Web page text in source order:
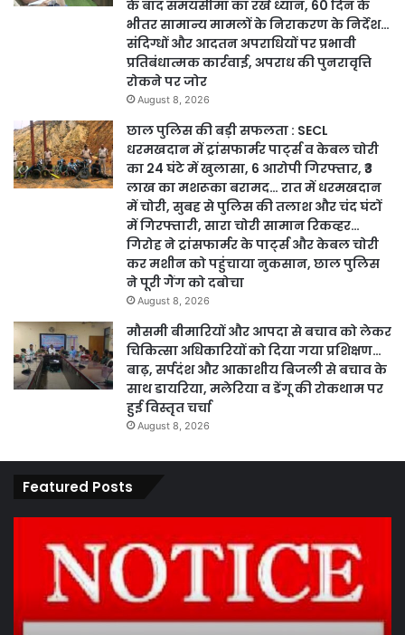
के बाद समयसीमा का रखें ध्यान, 60 दिन के
भीतर सामान्य मामलों के निराकरण के निर्देश…
संदिग्धों और आदतन अपराधियों पर प्रभावी
प्रतिबंधात्मक कार्रवाई, अपराध की पुनरावृत्ति
रोकने पर जोर
August 8, 2026
छाल पुलिस की बड़ी सफलता : SECL
धरमखदान में ट्रांसफार्मर पार्ट्स व केबल चोरी
का 24 घंटे में खुलासा, 6 आरोपी गिरफ्तार, ₹3
लाख का मशरूका बरामद… रात में धरमखदान
में चोरी, सुबह से पुलिस की तलाश और चंद घंटों
में गिरफ्तारी, सारा चोरी सामान रिकव्हर…
गिरोह ने ट्रांसफार्मर के पार्ट्स और केबल चोरी
कर मशीन को पहुंचाया नुकसान, छाल पुलिस
ने पूरी गैंग को दबोचा
August 8, 2026
मौसमी बीमारियों और आपदा से बचाव को लेकर
चिकित्सा अधिकारियों को दिया गया प्रशिक्षण…
बाढ़, सर्पदंश और आकाशीय बिजली से बचाव के
साथ डायरिया, मलेरिया व डेंगू की रोकथाम पर
हुई विस्तृत चर्चा
August 8, 2026
Featured Posts
प्रक्रिया
तहतAugust 13, 2024